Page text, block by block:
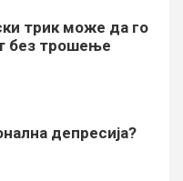
трик може да го
без трошење
депресија?